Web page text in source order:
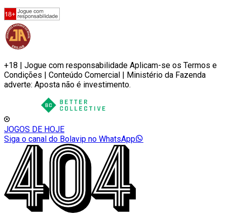
+18 | Jogue com responsabilidade Aplicam-se os Termos e
Condições | Conteúdo Comercial | Ministério da Fazenda
adverte: Aposta não é investimento.
JOGOS DE HOJE
Siga o canal do Bolavip no WhatsApp